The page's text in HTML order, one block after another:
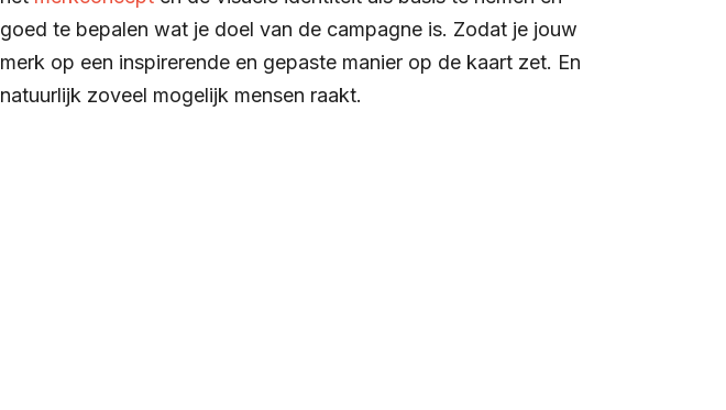
goed te bepalen wat je doel van de campagne is. Zodat je jouw
merk op een inspirerende en gepaste manier op de kaart zet. En
natuurlijk zoveel mogelijk mensen raakt.